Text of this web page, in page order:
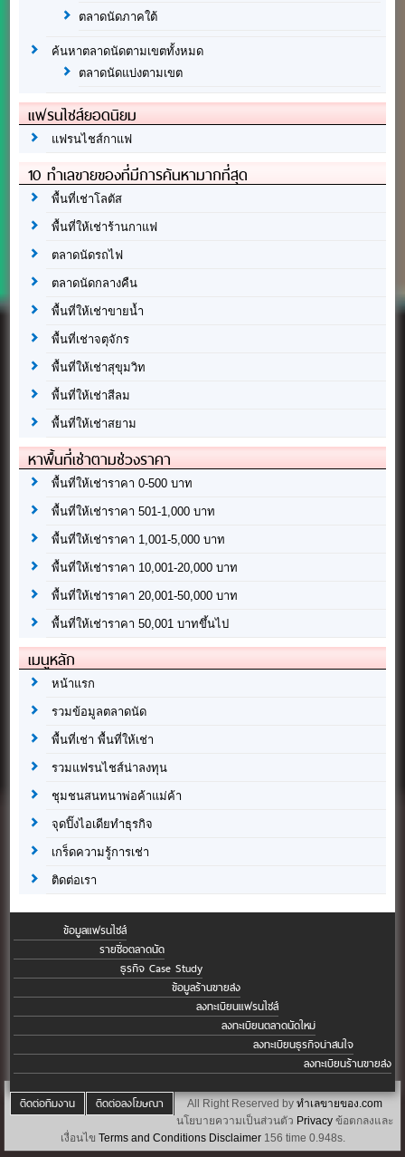
ตลาดนัดภาคใต้
ค้นหาตลาดนัดตามเขตทั้งหมด
ตลาดนัดแบ่งตามเขต
แฟรนไชส์ยอดนิยม
แฟรนไชส์กาแฟ
10 ทำเลขายของที่มีการค้นหามากที่สุด
พื้นที่เช่าโลตัส
พื้นที่ให้เช่าร้านกาแฟ
ตลาดนัดรถไฟ
ตลาดนัดกลางคืน
พื้นที่ให้เช่าขายน้ำ
พื้นที่เช่าจตุจักร
พื้นที่ให้เช่าสุขุมวิท
พื้นที่ให้เช่าสีลม
พื้นที่ให้เช่าสยาม
หาพื้นที่เช่าตามช่วงราคา
พื้นที่ให้เช่าราคา 0-500 บาท
พื้นที่ให้เช่าราคา 501-1,000 บาท
พื้นที่ให้เช่าราคา 1,001-5,000 บาท
พื้นที่ให้เช่าราคา 10,001-20,000 บาท
พื้นที่ให้เช่าราคา 20,001-50,000 บาท
พื้นที่ให้เช่าราคา 50,001 บาทขึ้นไป
เมนูหลัก
หน้าแรก
รวมข้อมูลตลาดนัด
พื้นที่เช่า พื้นที่ให้เช่า
รวมแฟรนไชส์น่าลงทุน
ชุมชนสนทนาพ่อค้าแม่ค้า
จุดปิ๊งไอเดียทำธุรกิจ
เกร็ดความรู้การเช่า
ติดต่อเรา
ข้อมูลแฟรนไชส์
รายชื่อตลาดนัด
ธุรกิจ Case Study
ข้อมูลร้านขายส่ง
ลงทะเบียนแฟรนไชส์
ลงทะเบียนตลาดนัดใหม่
ลงทะเบียนธุรกิจน่าสนใจ
ลงทะเบียนร้านขายส่ง
ติดต่อทีมงาน ติดต่อลงโฆษณา All Right Reserved by ทำเลขายของ.com
นโยบายความเป็นส่วนตัว Privacy ข้อตกลงและ
เงื่อนไข Terms and Conditions Disclaimer156 time 0.948s.